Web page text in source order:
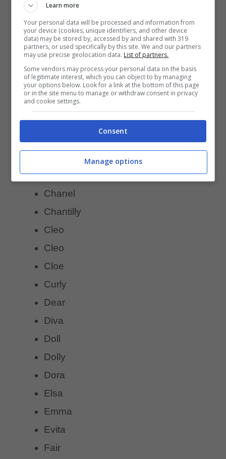
Beatri
Becky
Betty
Blackie
Brenda
Brina
Candy
Chanel
Chantilly
Cleo
Cleo
Cloe
Curly
Dear
Diva
Doll
Dolly
Dora
Elsa
Emma
Evita
Fair
Learn more
Your personal data will be processed and information from
your device (cookies, unique identifiers, and other device
data) may be stored by, accessed by and shared with 319
partners, or used specifically by this site. We and our partners
may use precise geolocation data. List of partners.
Some vendors may process your personal data on the basis
of legitimate interest, which you can object to by managing
your options below. Look for a link at the bottom of this page
or in the site menu to manage or withdraw consent in privacy
and cookie settings.
Consent
Manage options